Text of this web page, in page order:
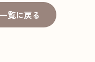
一覧に戻る